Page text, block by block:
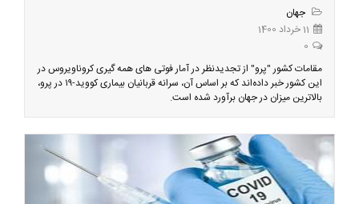
جهان
11 خرداد 1400
0
مقامات کشور "پرو" از تجدیدنظر در آمار فوتی های همه گیری کروناویروس در
این کشور خبر داده‌اند که بر اساس آن، سرانه قربانیان بیماری کووید-۱۹ در پرو،
بالاترین میزان در جهان برآورد شده است.